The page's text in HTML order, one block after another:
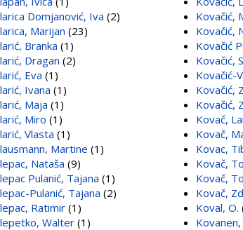
Domjanović, Iva (2)
Marijan (23)
Branka (1)
Dragan (2)
Eva (1)
Ivana (1)
Maja (1)
Miro (1)
Vlasta (1)
Martine (1)
Nataša (9)
Pulanić, Tajana (1)
Pulanić, Tajana (2)
Ratimir (1)
Walter (1)
Kovačić,
Kovačić,
Kovačić
Kovačić,
Kovačić-
Kovačić,
Kovačić,
Kovač,
Kovač,
Kovac,
Kovač,
Kovač,
Kovač,
Koval, O.